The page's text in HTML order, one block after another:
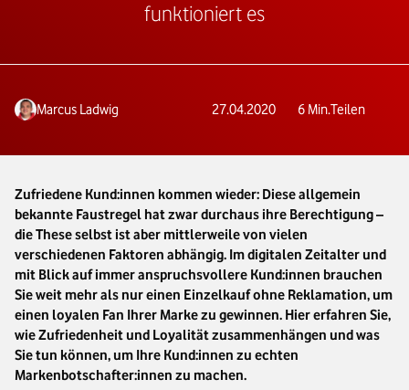
funktioniert es
Marcus Ladwig 27.04.2020 6 Min.Teilen
Zufriedene Kund:innen kommen wieder: Diese allgemein
bekannte Faustregel hat zwar durchaus ihre Berechtigung –
die These selbst ist aber mittlerweile von vielen
verschiedenen Faktoren abhängig. Im digitalen Zeitalter und
mit Blick auf immer anspruchsvollere Kund:innen brauchen
Sie weit mehr als nur einen Einzelkauf ohne Reklamation, um
einen loyalen Fan Ihrer Marke zu gewinnen. Hier erfahren Sie,
wie Zufriedenheit und Loyalität zusammenhängen und was
Sie tun können, um Ihre Kund:innen zu echten
Markenbotschafter:innen zu machen.